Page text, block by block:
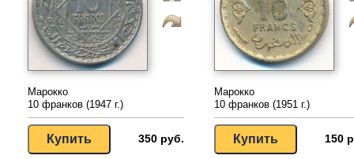
Марокко
10 франков (1947 г.)
350 руб.
Марокко
10 франков (1951 г.)
150